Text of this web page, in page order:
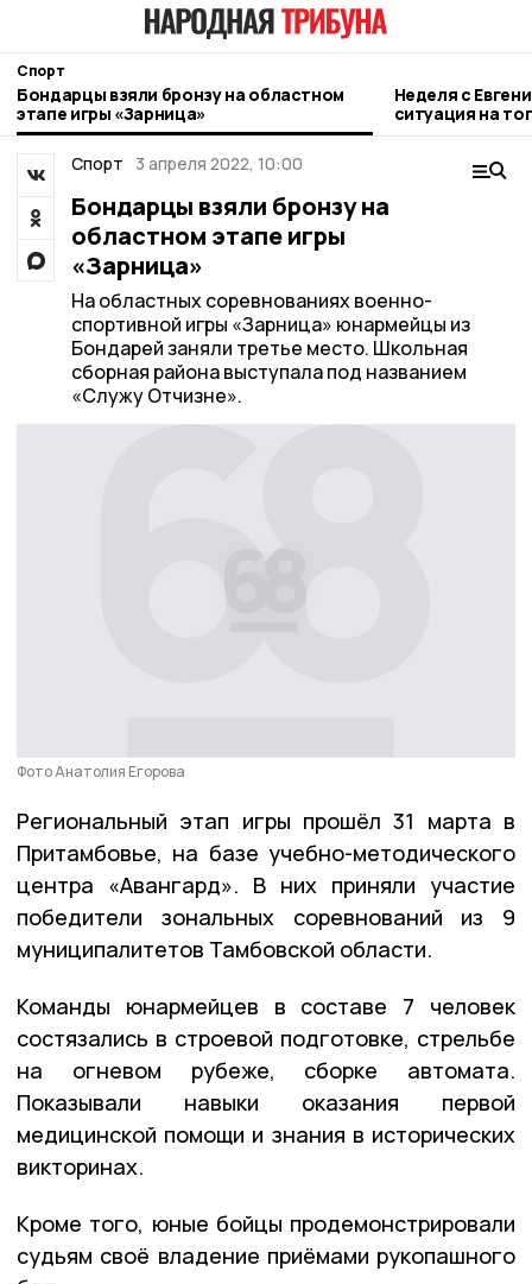
Спорт
Бондарцы взяли бронзу на областном
этапе игры «Зарница»
Неделя с
ситуация на
городе и
Спорт
3 апреля 2022, 10:00
Бондарцы взяли бронзу на
областном этапе игры
«Зарница»
На областных соревнованиях военно-
спортивной игры «Зарница» юнармейцы из
Бондарей заняли третье место. Школьная
сборная района выступала под названием
«Служу Отчизне».
Фото Анатолия Егорова
Региональный этап игры прошёл 31 марта в
Притамбовье, на базе учебно-методического
центра «Авангард». В них приняли участие
победители зональных соревнований из 9
муниципалитетов Тамбовской области.
Команды юнармейцев в составе 7 человек
состязались в строевой подготовке, стрельбе
на огневом рубеже, сборке автомата.
Показывали навыки оказания первой
медицинской помощи и знания в исторических
викторинах.
Кроме того, юные бойцы продемонстрировали
судьям своё владение приёмами рукопашного